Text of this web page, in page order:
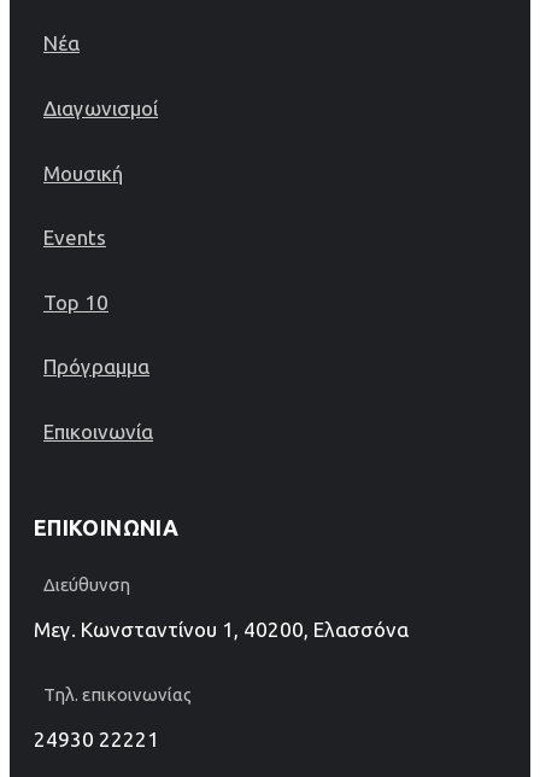
Νέα
Διαγωνισμοί
Μουσική
Events
Top 10
Πρόγραμμα
Επικοινωνία
ΕΠΙΚΟΙΝΩΝΊΑ
Διεύθυνση
Μεγ. Κωνσταντίνου 1, 40200, Ελασσόνα
Τηλ. επικοινωνίας
24930 22221